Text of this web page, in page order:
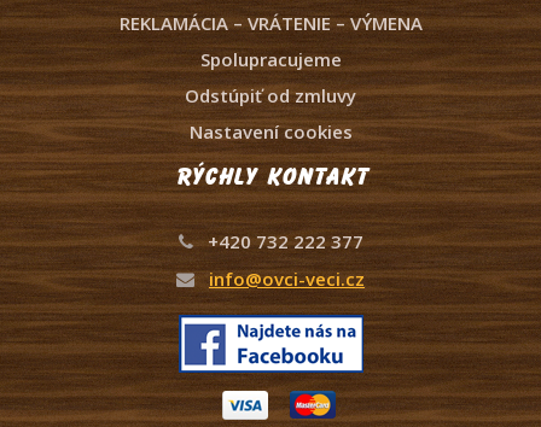
REKLAMÁCIA – VRÁTENIE – VÝMENA
Spolupracujeme
Odstúpiť od zmluvy
Nastavení cookies
Rýchly kontakt
+420 732 222 377
info@ovci-veci.cz